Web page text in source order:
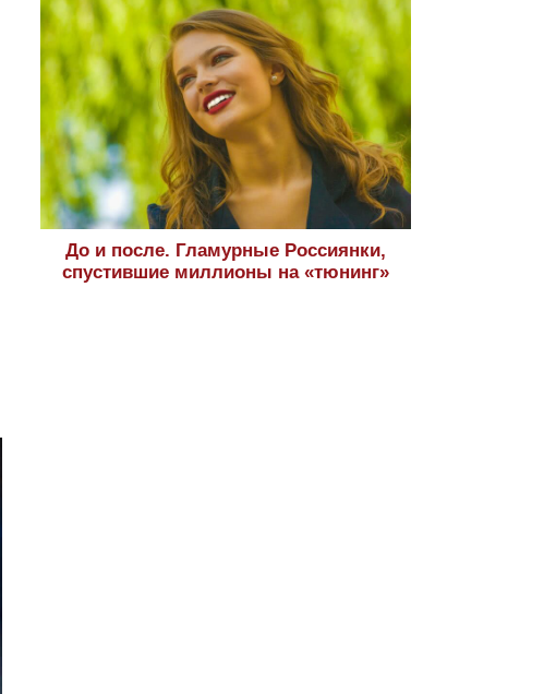
До и после. Гламурные Россиянки,
спустившие миллионы на «тюнинг»